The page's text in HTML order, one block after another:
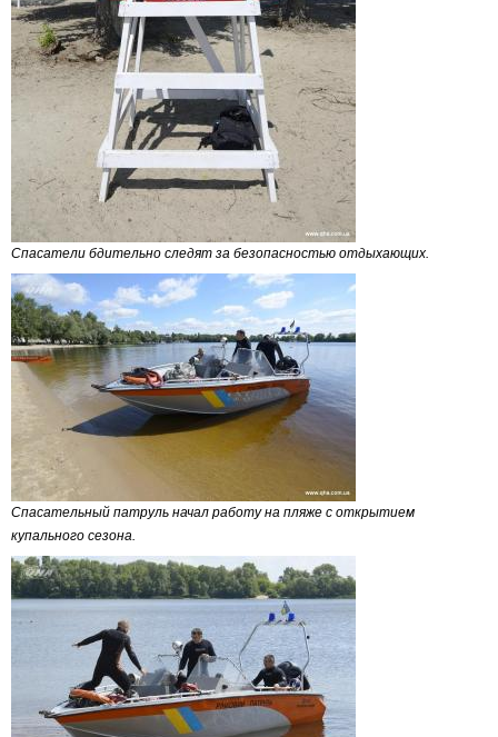
Спасатели бдительно следят за безопасностью отдыхающих.
Спасательный патруль начал работу на пляже с открытием
купального сезона.